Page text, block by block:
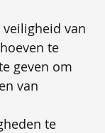
van
te
geven om
van
te